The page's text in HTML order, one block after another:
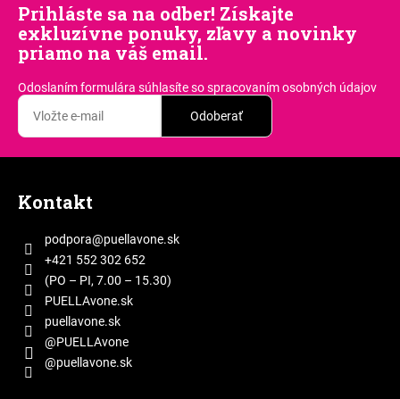
Prihláste sa na odber! Získajte
exkluzívne ponuky, zľavy a novinky
priamo na váš email.
Odoslaním formulára súhlasíteso spracovaním osobných údajov
Odoberať
Kontakt
podpora@puellavone.sk
+421 552 302 652
(PO – PI, 7.00 – 15.30)
PUELLAvone.sk
puellavone.sk
@PUELLAvone
@puellavone.sk